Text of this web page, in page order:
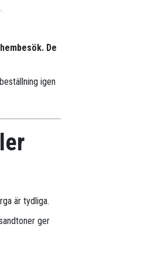
De
igen
är tydliga.
ger